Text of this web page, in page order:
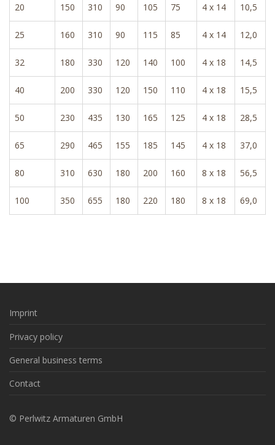
20 150 310 90 105 75 4 x 14 10,5
25 160 310 90 115 85 4 x 14 12,0
32 180 330 120 140 100 4 x 18 14,5
40 200 330 120 150 110 4 x 18 15,5
50 230 435 130 165 125 4 x 18 28,5
65 290 465 155 185 145 4 x 18 37,0
80 310 630 180 200 160 8 x 18 56,5
100 350 655 180 220 180 8 x 18 69,0
Imprint
Privacy policy
General business terms
Contact
© Perlwitz Armaturen GmbH